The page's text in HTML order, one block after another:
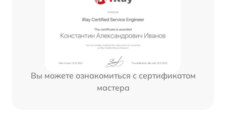
Вы можете ознакомиться с сертификатом
мастера